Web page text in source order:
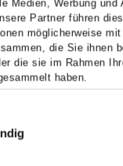
Medien, Werbung und
Partner führen
möglicherweise
die Sie ihnen
die sie im Rahmen
haben.
nicht gelingt, die
In diesem Fall besteht
und Besucher werden
den guten Sitten sowie der
zuwiderläuft. Der
der Gebrauch von
in den
zum
anderer Besucher
zu unterlassen.
bei Diebstählen